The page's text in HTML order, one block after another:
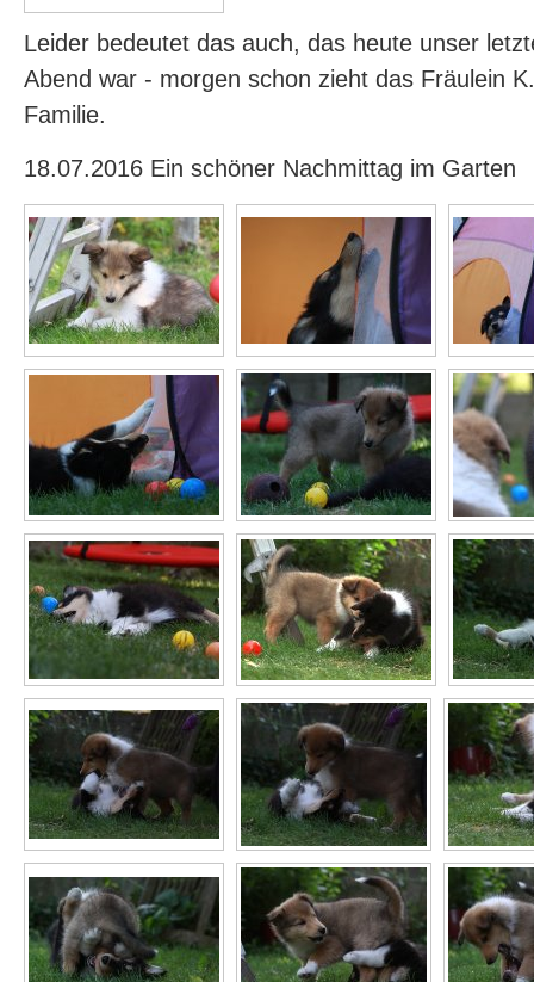
Leider bedeutet das auch, das heute unser
Abend war - morgen schon zieht das Fräulein
Familie.
18.07.2016 Ein schöner Nachmittag im Garten